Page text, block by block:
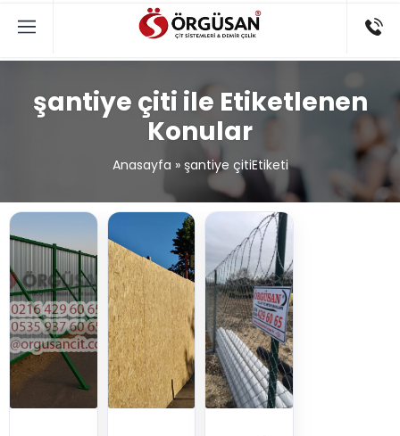
şantiye çiti ile Etiketlenen
Konular
Anasayfa » şantiye çitiEtiketi